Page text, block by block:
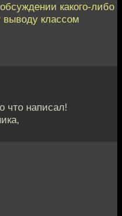
какого-либо
выводу классом
что написал!